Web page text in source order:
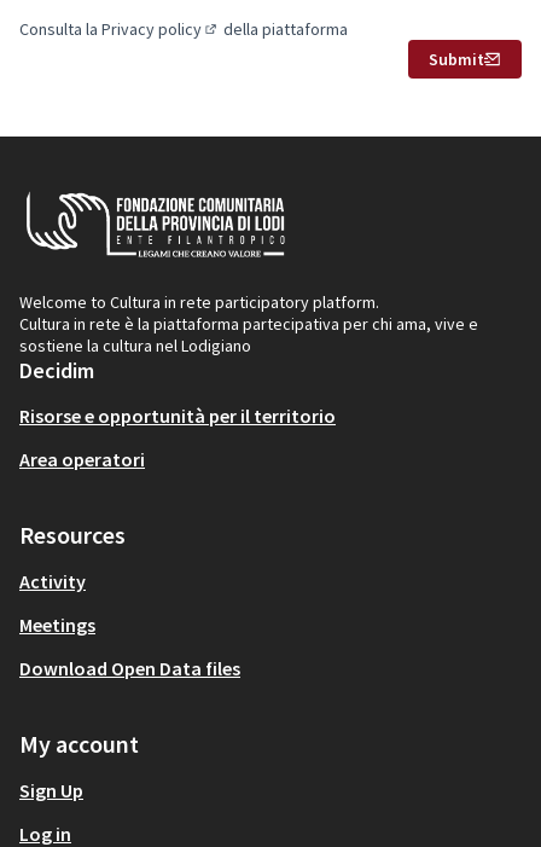
Consulta la Privacy policy
(Opens in new tab)
della piattaforma
Submit
Welcome to Cultura in rete participatory platform.
Cultura in rete è la piattaforma partecipativa per chi ama, vive e
sostiene la cultura nel Lodigiano
Decidim
Risorse e opportunità per il territorio
Area operatori
Resources
Activity
Meetings
Download Open Data files
My account
Sign Up
Log in